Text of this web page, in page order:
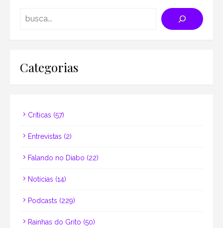
Search
Categorias
Críticas (57)
Entrevistas (2)
Falando no Diabo (22)
Notícias (14)
Podcasts (229)
Rainhas do Grito (50)